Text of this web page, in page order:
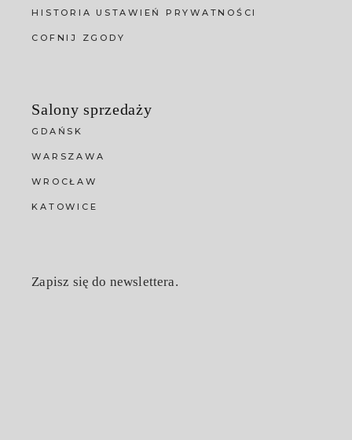
HISTORIA USTAWIEŃ PRYWATNOŚCI
COFNIJ ZGODY
Salony sprzedaży
GDAŃSK
WARSZAWA
WROCŁAW
KATOWICE
Zapisz się do newslettera.